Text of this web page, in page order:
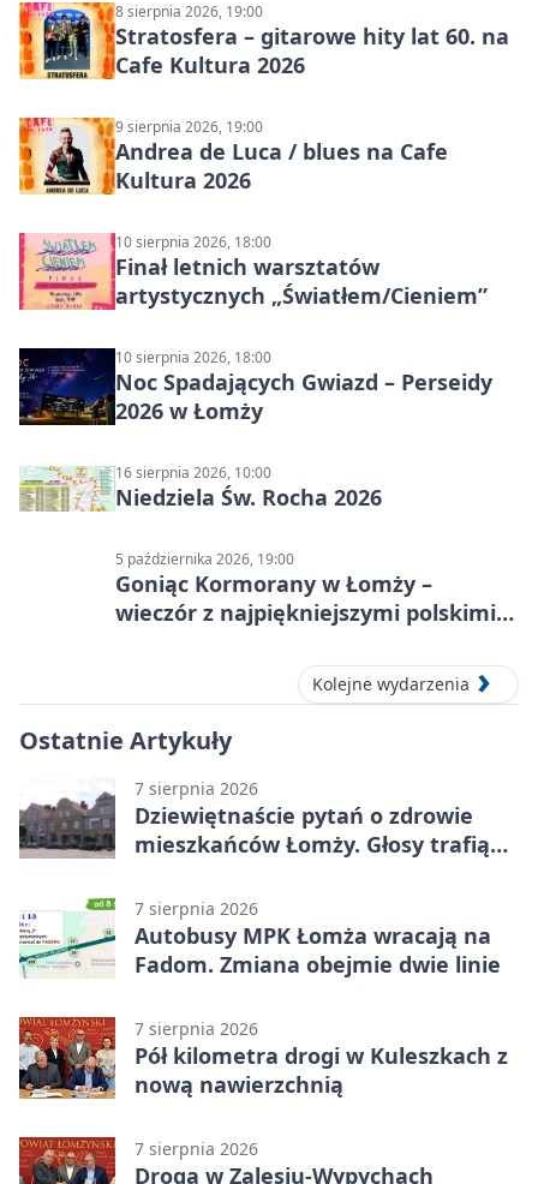
8 sierpnia 2026, 19:00
Stratosfera – gitarowe hity lat 60. na
Cafe Kultura 2026
9 sierpnia 2026, 19:00
Andrea de Luca / blues na Cafe
Kultura 2026
10 sierpnia 2026, 18:00
Finał letnich warsztatów
artystycznych „Światłem/Cieniem”
10 sierpnia 2026, 18:00
Noc Spadających Gwiazd – Perseidy
2026 w Łomży
16 sierpnia 2026, 10:00
Niedziela Św. Rocha 2026
5 października 2026, 19:00
Goniąc Kormorany w Łomży –
wieczór z najpiękniejszymi polskimi
Kolejne wydarzenia
Ostatnie Artykuły
7 sierpnia 2026
Dziewiętnaście pytań o zdrowie
mieszkańców Łomży. Głosy trafią
7 sierpnia 2026
Autobusy MPK Łomża wracają na
Fadom. Zmiana obejmie dwie linie
7 sierpnia 2026
Pół kilometra drogi w Kuleszkach z
nową nawierzchnią
7 sierpnia 2026
Droga w Zalesiu-Wypychach